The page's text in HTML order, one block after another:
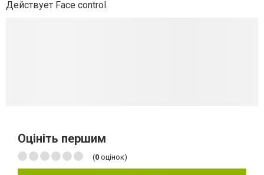
Действует Face control.
Оцініть першим
(0 оцінок)